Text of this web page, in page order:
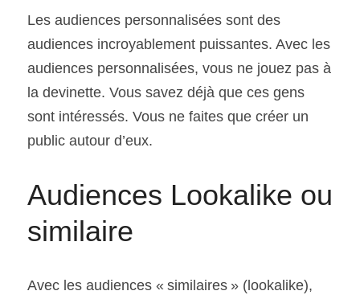
Les audiences personnalisées sont des
audiences incroyablement puissantes. Avec les
audiences personnalisées, vous ne jouez pas à
la devinette. Vous savez déjà que ces gens
sont intéressés. Vous ne faites que créer un
public autour d’eux.
Audiences Lookalike ou
similaire
Avec les audiences « similaires » (lookalike),